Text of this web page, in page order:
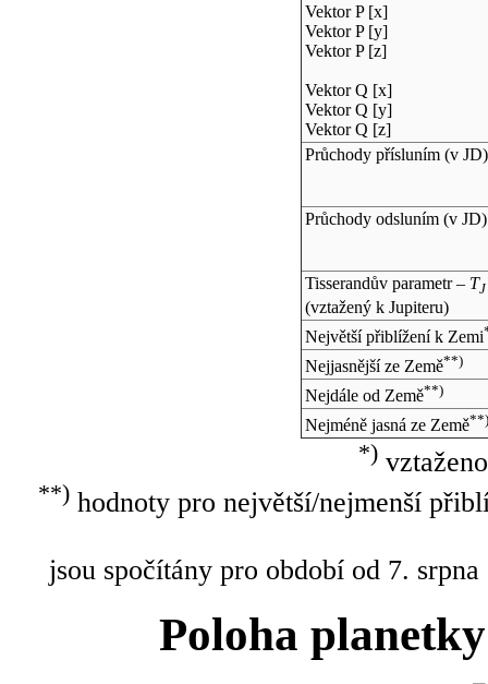
Vektor P [x]
Vektor P [y]
Vektor P [z]
Vektor Q [x]
Vektor Q [y]
Vektor Q [z]
Průchody přísluním (v JD)
Průchody odsluním (v JD)
Tisserandův parametr – TJ
(vztažený k Jupiteru)
Největší přiblížení k Zemi
Nejjasnější ze Země**)
Nejdále od Země**)
Nejméně jasná ze Země**)
*)
**)hodnoty pro největší/nejmenší
jsou spočítány pro období od 7.
Poloha